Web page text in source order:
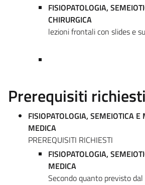
FISIOPATOLOGIA,
CHIRURGICA
lezioni frontali con slides e
Prerequisiti richiesti
FISIOPATOLOGIA, SEMEIOTICA E
MEDICA
PREREQUISITI RICHIESTI
FISIOPATOLOGIA,
MEDICA
Secondo quanto previsto